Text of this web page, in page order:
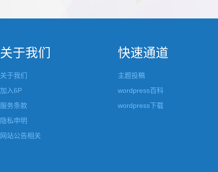
关于我们
关于我们
加入6P
服务条款
隐私申明
网站公告相关
快速通道
主题投稿
wordpress百科
wordpress下载